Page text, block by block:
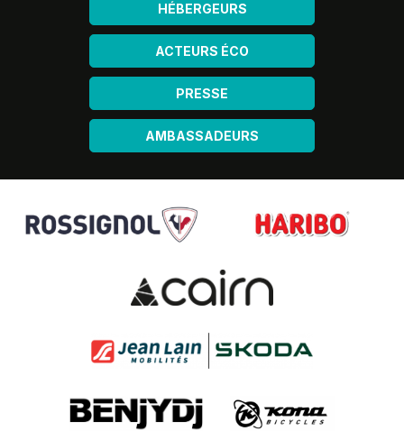
HÉBERGEURS
ACTEURS ÉCO
PRESSE
AMBASSADEURS